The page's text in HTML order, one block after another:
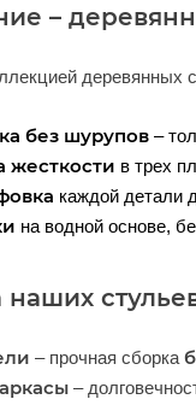
–
деревянных
без шурупов –
жесткости в трех
каждой детали
на водной основе,
– прочная сборка
–